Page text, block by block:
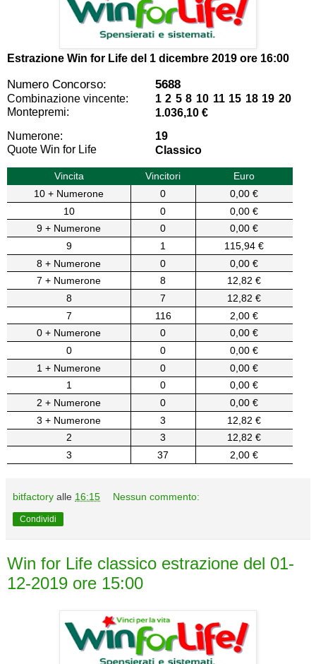
Estrazione Win for Life del 1 dicembre 2019 ore 16:00
Numero Concorso: 5688
Combinazione vincente:
1 2 5 8 10 11 15 18 19 20
Montepremi:
1.036,10 €
Numerone:
19
Quote Win for Life
Classico
Vincita Vincitori
Euro
10 + Numerone
0
0,00 €
10
0
0,00 €
9 + Numerone
0
0,00 €
9
1
115,94 €
8 + Numerone
0
0,00 €
7 + Numerone
8
12,82 €
8
7
12,82 €
7
116
2,00 €
0 + Numerone
0
0,00 €
0
0
0,00 €
1 + Numerone
0
0,00 €
1
0
0,00 €
2 + Numerone
0
0,00 €
3 + Numerone
3
12,82 €
2
3
12,82 €
3
37 2,00 €
bitfactory alle 16:15 Nessun commento:
Condividi
Win for Life classico estrazione del 01-
12-2019 ore 15:00